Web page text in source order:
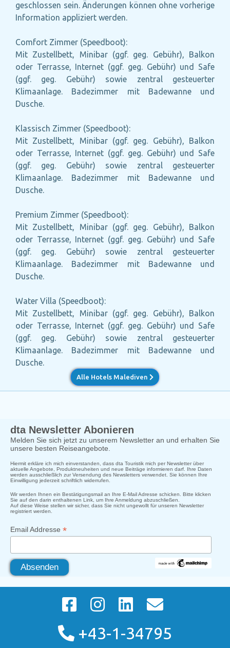
geschlossen sein. Änderungen können ohne vorherige
Information appliziert werden.
Comfort Zimmer (Speedboot):
Mit Zustellbett, Minibar (ggf. geg. Gebühr), Balkon
oder Terrasse, Internet (ggf. geg. Gebühr) und Safe
(ggf. geg. Gebühr) sowie zentral gesteuerter
Klimaanlage. Badezimmer mit Badewanne und
Dusche.
Klassisch Zimmer (Speedboot):
Mit Zustellbett, Minibar (ggf. geg. Gebühr), Balkon
oder Terrasse, Internet (ggf. geg. Gebühr) und Safe
(ggf. geg. Gebühr) sowie zentral gesteuerter
Klimaanlage. Badezimmer mit Badewanne und
Dusche.
Premium Zimmer (Speedboot):
Mit Zustellbett, Minibar (ggf. geg. Gebühr), Balkon
oder Terrasse, Internet (ggf. geg. Gebühr) und Safe
(ggf. geg. Gebühr) sowie zentral gesteuerter
Klimaanlage. Badezimmer mit Badewanne und
Dusche.
Water Villa (Speedboot):
Mit Zustellbett, Minibar (ggf. geg. Gebühr), Balkon
oder Terrasse, Internet (ggf. geg. Gebühr) und Safe
(ggf. geg. Gebühr) sowie zentral gesteuerter
Klimaanlage. Badezimmer mit Badewanne und
Dusche.
Alle Hotels Malediven
dta Newsletter Abonieren
Melden Sie sich jetzt zu unserem Newsletter an und erhalten Sie
unsere besten Reiseangebote.
Hiermit erkläre ich mich einverstanden, dass dta Touristik mich per Newsletter über
aktuelle Angebote, Produktneuheiten und neue Beiträge informieren darf. Ihre Daten
werden ausschließlich zur Versendung des Newsletters verwendet. Sie können Ihre
Einwilligung jederzeit schriftlich widerrufen.
Wir werden Ihnen ein Bestätigungsmail an Ihre E-Mail Adresse schicken. Bitte klicken
Sie auf den darin enthaltenen Link, um Ihre Anmeldung abzuschließen.
Auf diese Weise stellen wir sicher, dass Sie nicht ungewollt für unseren Newsletter
registriert werden.
Email Addresse *
+43-1-34795